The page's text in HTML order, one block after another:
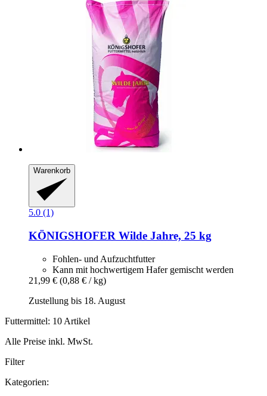
Warenkorb
5.0 (1)
KÖNIGSHOFER Wilde Jahre, 25 kg
Fohlen- und Aufzuchtfutter
Kann mit hochwertigem Hafer gemischt werden
21,99 € (0,88 € / kg)
Zustellung bis 18. August
Futtermittel: 10 Artikel
Alle Preise inkl. MwSt.
Filter
Kategorien: